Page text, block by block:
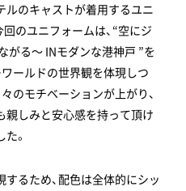
のキャストが着用するユニ
のユニフォームは、“空にジ
がる～ INモダンな港神戸 ”を
ールドの世界観を体現しつ
のモチベーションが上がり、
親しみと安心感を持って頂け
。
るため、配色は全体的にシッ